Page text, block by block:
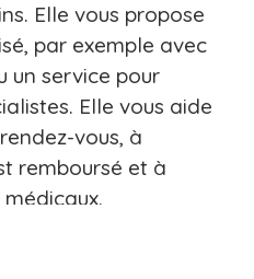
Elle vous propose
par exemple avec
un service pour
Elle vous aide
vous, à
remboursé et à